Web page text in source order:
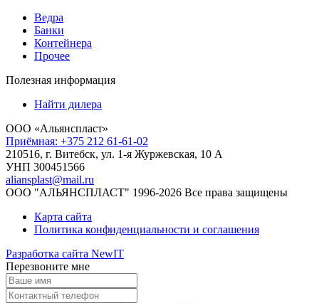
Ведра
Банки
Контейнера
Прочее
Полезная информация
Найти дилера
ООО «Альянспласт»
Приёмная: +375 212 61-61-02
210516, г. Витебск, ул. 1-я Журжевская, 10 А
УНП 300451566
aliansplast@mail.ru
ООО "АЛЬЯНСПЛАСТ" 1996-2026 Все права защищены
Карта сайта
Политика конфиденциальности и соглашения
Разработка сайта NewIT
Перезвоните мне